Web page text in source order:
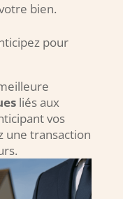
bien.
pour
liés aux
vos
une transaction